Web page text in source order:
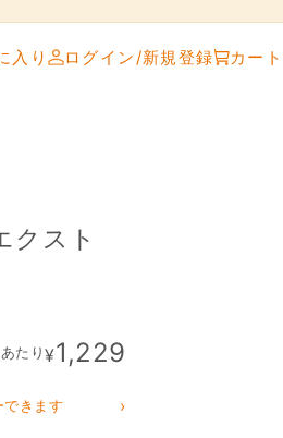
入り ログイン/新規登録 カート
クスト
たり¥1,229
きます
›